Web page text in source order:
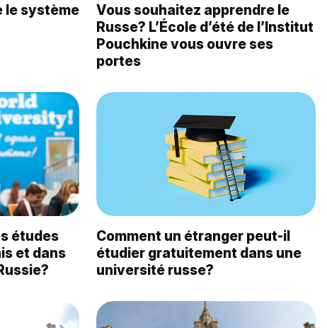
le système
Vous souhaitez apprendre le
Russe? L’École d’été de l’Institut
Pouchkine vous ouvre ses
portes
études
et dans
Comment un étranger peut-il
étudier gratuitement dans une
université russe?